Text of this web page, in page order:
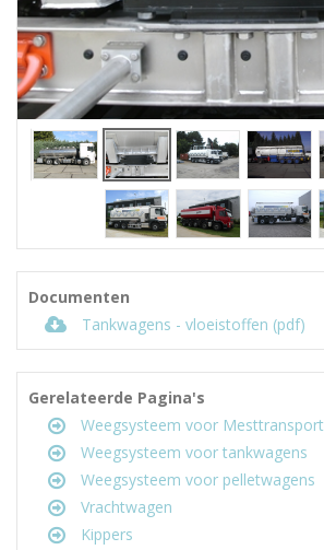
Documenten
Tankwagens - vloeistoffen (pdf)
Gerelateerde Pagina's
Weegsysteem voor Mesttransport
Weegsysteem voor tankwagens
Weegsysteem voor pelletwagens
Vrachtwagen
Kippers